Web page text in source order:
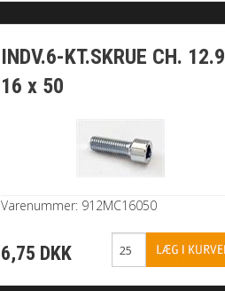
INDV.6-KT.SKRUE CH. 12.9
16 x 50
Varenummer: 912MC16050
6,75 DKK